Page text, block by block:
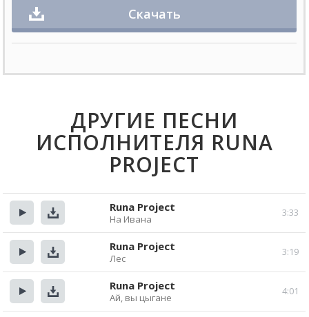
Скачать
ДРУГИЕ ПЕСНИ
ИСПОЛНИТЕЛЯ RUNA
PROJECT
Прослушать
Скачать
3:33
Runa Project
На Ивана
Прослушать
Скачать
3:19
Runa Project
Лес
Прослушать
Скачать
4:01
Runa Project
Ай, вы цыгане